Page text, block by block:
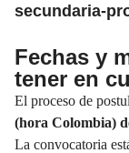
secundaria-
Fechas y
tener en
El proceso de
(hora Colombia)
La convocatoria